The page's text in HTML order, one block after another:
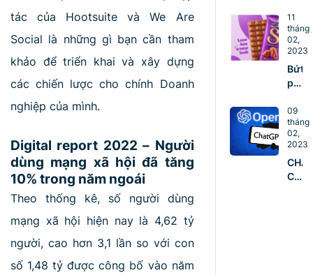
tác của Hootsuite và We Are
Social là những gì bạn cần tham
khảo để triển khai và xây dựng
các chiến lược cho chính Doanh
nghiệp của mình.
Digital report 2022 – Người
dùng mạng xã hội đã tăng
10% trong năm ngoái
Theo thống kê, số người dùng
mạng xã hội hiện nay là 4,62 tỷ
người, cao hơn 3,1 lần so với con
số 1,48 tỷ được công bố vào năm
vững
NÊN
TẠO
ĐỘI
TỪ
HÔM
NAY
11
tháng
02,
2023
Bứt
phá
5 ý
tạo
mùa
09
tháng
02,
2023
CÁN